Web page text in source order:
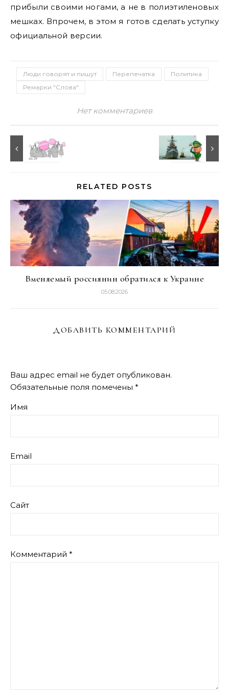
прибыли своими ногами, а не в полиэтиленовых
мешках. Впрочем, в этом я готов сделать уступку
официальной версии.
Люди говорят и пишут Перепечатка
Политика
Ремарки "Слова"
Нет комментариев
RELATED POSTS
Вменяемый россиянин обратился к Украине
05.08.2026
ДОБАВИТЬ КОММЕНТАРИЙ
Ваш адрес email не будет опубликован.
Обязательные поля помечены *
Имя
Email
Сайт
Комментарий *